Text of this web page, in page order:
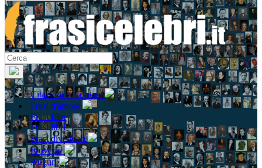
Citazioni e aforismi
Frasi d'amore
Frasi film
Frasi libri
Frasi divertenti
Proverbi
Auguri